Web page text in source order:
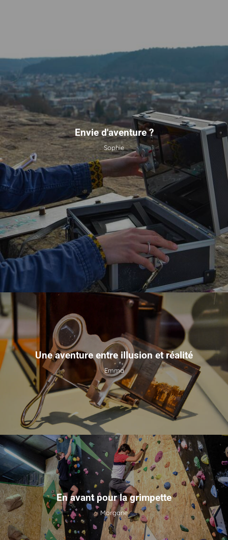
Emma
Une aventure entre illusion et réalité
Morgane
En avant pour la grimpette
Sophie
Envie d'aventure ?